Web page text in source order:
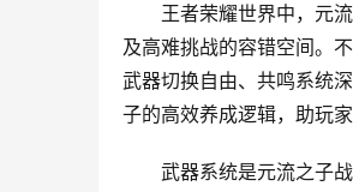
王者荣耀世界中，元
及高难挑战的容错空间。
武器切换自由、共鸣系统
子的高效养成逻辑，助玩
武器系统是元流之子